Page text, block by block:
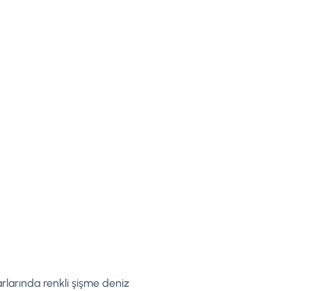
renkli şişme deniz